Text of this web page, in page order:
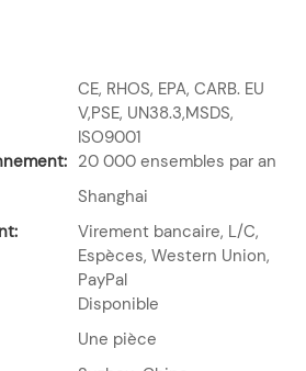
CE, RHOS, EPA, CARB. EU
V,PSE, UN38.3,MSDS,
ISO9001
20 000 ensembles par an
Shanghai
Virement bancaire, L/C,
Espèces, Western Union,
PayPal
Disponible
Une pièce